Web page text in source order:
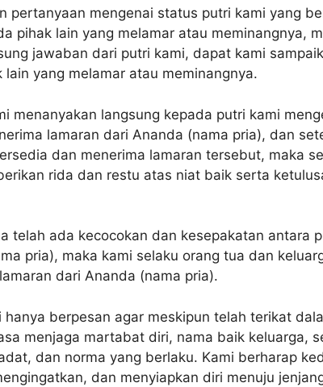
pertanyaan mengenai status putri kami yang
pihak lain yang melamar atau meminangnya,
jawaban dari putri kami, dapat kami
yang melamar atau meminangnya.
menanyakan langsung kepada putri kami
lamaran dari Ananda (nama pria), dan
dan menerima lamaran tersebut, maka
rida dan restu atas niat baik serta
telah ada kecocokan dan kesepakatan antara
pria), maka kami selaku orang tua dan
dari Ananda (nama pria).
hanya berpesan agar meskipun telah terikat
menjaga martabat diri, nama baik keluarga,
dan norma yang berlaku. Kami berharap
dan menyiapkan diri menuju